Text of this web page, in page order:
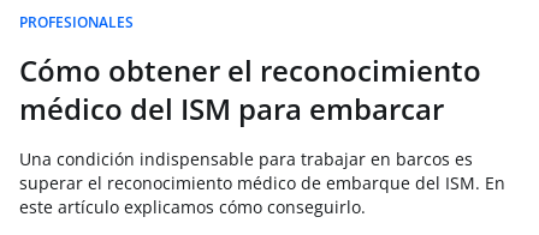
PROFESIONALES
Cómo obtener el reconocimiento
médico del ISM para embarcar
Una condición indispensable para trabajar en barcos es
superar el reconocimiento médico de embarque del ISM. En
este artículo explicamos cómo conseguirlo.